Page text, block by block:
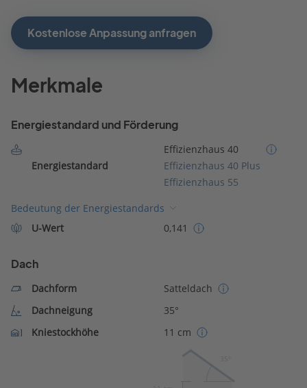
Kostenlose Anpassung anfragen
Merkmale
Energiestandard und Förderung
Energiestandard
Effizienzhaus 40
Effizienzhaus 40 Plus
Effizienzhaus 55
Bedeutung der Energiestandards
U-Wert
0,141
Dach
Dachform
Satteldach
Dachneigung
35°
Kniestockhöhe
11 cm